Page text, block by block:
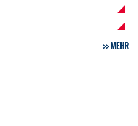
MEHR